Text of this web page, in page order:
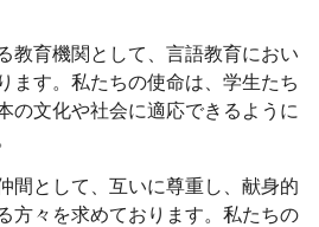
教育機関として、言語教育におい
ます。私たちの使命は、学生たち
の文化や社会に適応できるように
間として、互いに尊重し、献身的
方々を求めております。私たちの